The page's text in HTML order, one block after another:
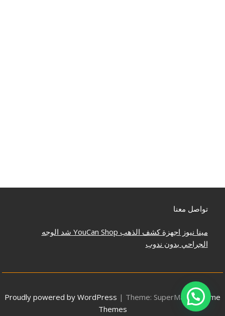
تواصل معنا
مينا نيوز اجهزة كشف الذهب YouCan Shop شد الوجه
الجراحي بدون ندوب
Proudly powered by WordPress | Theme: SuperMag by Acme
Themes